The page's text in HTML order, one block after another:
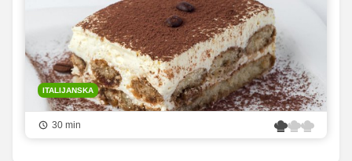
ITALIJANSKA
30 min